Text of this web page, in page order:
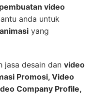
video
anda untuk
yang
jasa desain dan video
Promosi, Video
Company Profile,